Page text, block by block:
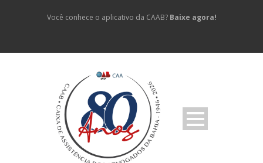
Você conhece o aplicativo da CAAB? Baixe agora!